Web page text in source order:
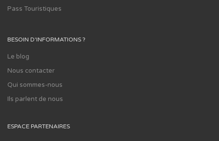
Pass Touristiques
BESOIN D'INFORMATIONS ?
Le blog
Nous contacter
Qui sommes-nous
Ils parlent de nous
ESPACE PARTENAIRES